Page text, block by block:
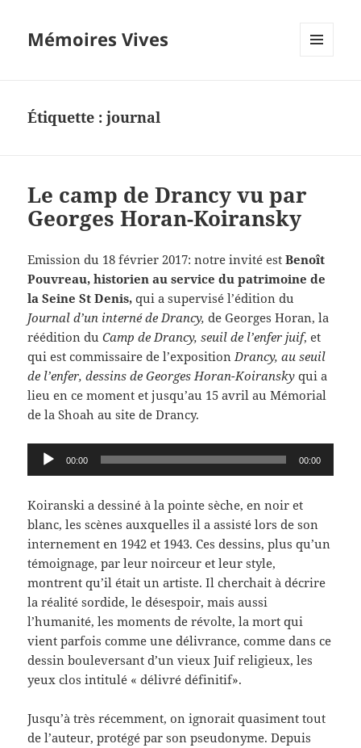
Mémoires Vives
Étiquette :journal
Le camp de Drancy vu par
Georges Horan-Koiransky
Emission du 18 février 2017: notre invité estBenoît
Pouvreau, historien au service du patrimoine de
la Seine St Denis,qui a supervisé l’édition du
Journal d’un interné de Drancy,de Georges Horan, la
réédition du Camp de Drancy, seuil de l’enfer juif, et
qui est commissaire de l’expositionDrancy, au seuil
de l’enfer, dessins de Georges Horan-Koiranskyqui a
lieu en ce moment et jusqu’au 15 avril au Mémorial
de la Shoah au site de Drancy.
Lecteur
audio
00:00 00:00
Koiranski a dessiné à la pointe sèche, en noir et
blanc, les scènes auxquelles il a assisté lors de son
internement en 1942 et 1943. Ces dessins, plus qu’un
témoignage, par leur noirceur et leur style,
montrent qu’il était un artiste. Il cherchait à décrire
la réalité sordide, le désespoir, mais aussi
l’humanité, les moments de révolte, la mort qui
vient parfois comme une délivrance, comme dans ce
dessin bouleversant d’un vieux Juif religieux, les
yeux clos intitulé « délivré définitif».
Jusqu’à très récemment, on ignorait quasiment tout
de l’auteur, protégé par son pseudonyme. Depuis